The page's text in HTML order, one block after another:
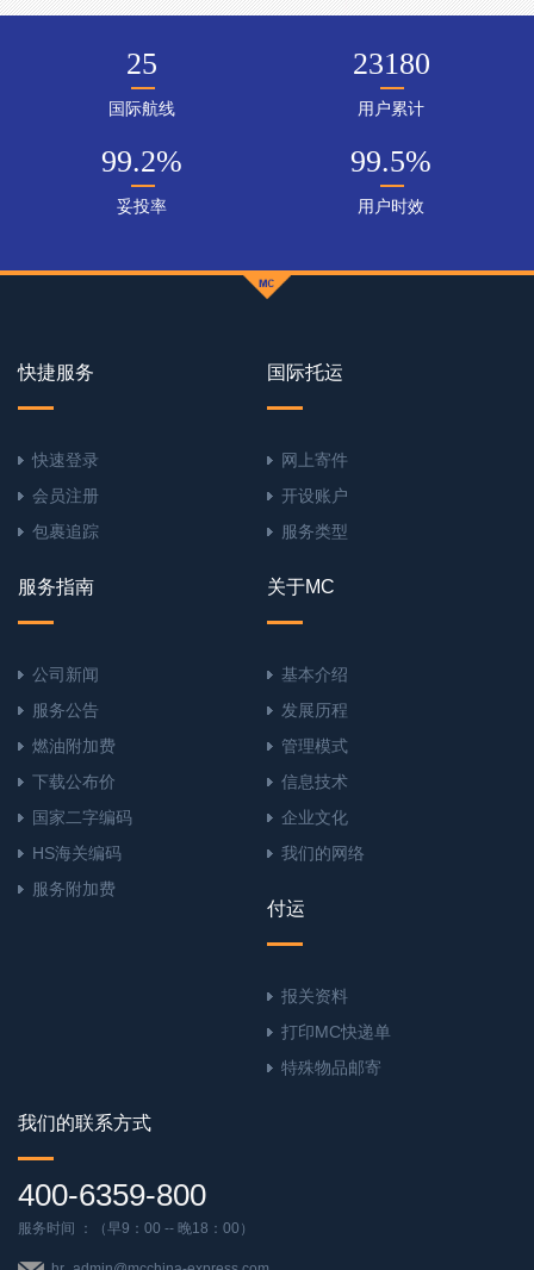
25
国际航线
23180
用户累计
99.2%
妥投率
99.5%
用户时效
快捷服务
快速登录
会员注册
包裹追踪
国际托运
网上寄件
开设账户
服务类型
服务指南
公司新闻
服务公告
燃油附加费
下载公布价
国家二字编码
HS海关编码
服务附加费
关于MC
基本介绍
发展历程
管理模式
信息技术
企业文化
我们的网络
付运
报关资料
打印MC快递单
特殊物品邮寄
我们的联系方式
400-6359-800
服务时间 ：（早9：00 -- 晚18：00）